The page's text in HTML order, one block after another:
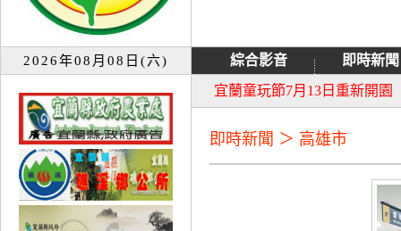
2026年08月08日(六) 綜合影音
即時新聞
宜蘭童玩節7月13日重新開園
大同音樂祭延期至8月9日禮
即時新聞 ＞ 高雄市